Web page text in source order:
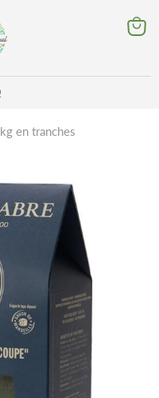
en tranches